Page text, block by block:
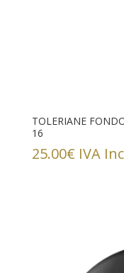
TOLERIANE
16
25.00€ IVA